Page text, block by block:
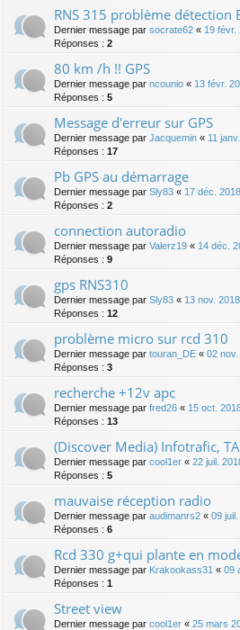
RNS 315 problème détection
Dernier message par socrate62 « 19 févr.
Réponses : 2
80 km /h !! GPS
Dernier message par ncounio « 13 févr.
Réponses : 5
Message d'erreur sur GPS
Dernier message par Jacquemin « 11
Réponses : 17
Pb GPS au démarrage
Dernier message par Sly83 « 17 déc.
Réponses : 2
connection autoradio
Dernier message par Valerz19 « 14 déc.
Réponses : 9
gps RNS310
Dernier message par Sly83 « 13 nov.
Réponses : 12
problème micro sur rcd 310
Dernier message par touran_DE « 02
Réponses : 3
recherche +12v apc
Dernier message par fred26 « 15 oct.
Réponses : 13
(Discover Media) Infotrafic,
Dernier message par cool1er « 22 juil.
Réponses : 5
mauvaise réception radio
Dernier message par audimanrs2 « 09
Réponses : 6
Rcd 330 g+qui plante en
Dernier message par Krakookass31 « 09
Réponses : 1
Street view
Dernier message par cool1er « 25 mars